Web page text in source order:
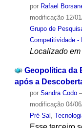
por Rafael
modificação12/
Grupo de
Competitividade -
Localizado em
Geopolítica da
após a
por Sandra Codo
modificação04/
Pré-Sal